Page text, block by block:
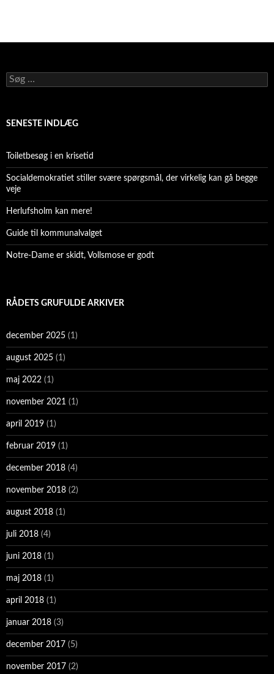
Søg
efter:
SENESTE INDLÆG
Toiletbesøg i en krisetid
Socialdemokratiet stiller svære spørgsmål, der virkelig kan gå begge
veje
Herlufsholm kan mere!
Guide til kommunalvalget
Notre-Dame er skidt, Vollsmose er godt
RÅDETS GRUFULDE ARKIVER
december 2025 (1)
august 2025 (1)
maj 2022 (1)
november 2021 (1)
april 2019 (1)
februar 2019 (1)
december 2018 (4)
november 2018 (2)
august 2018 (1)
juli 2018 (4)
juni 2018 (1)
maj 2018 (1)
april 2018 (1)
januar 2018 (3)
december 2017 (5)
november 2017 (2)